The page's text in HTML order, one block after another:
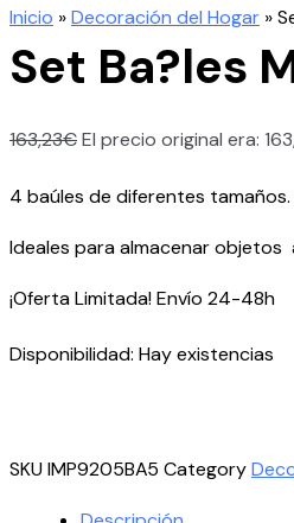
Inicio »Decoración del Hogar »
Set Ba?les
163,23€El precio original era:
4 baúles de diferentes tamaños.
Ideales para almacenar objetos
¡Oferta Limitada! Envío 24-48h
Disponibilidad: Hay existencias
SKUIMP9205BA5 Category